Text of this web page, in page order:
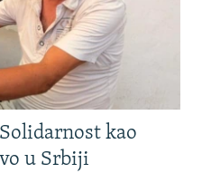
kao
u Srbiji